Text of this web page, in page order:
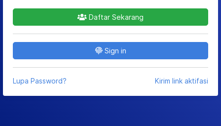
Daftar Sekarang
Sign in
Lupa Password? Kirim link aktifasi